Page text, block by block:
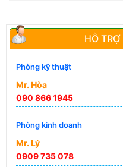
HỖ TRỢ
Phòng kỹ thuật
Mr. Hòa
090 866 1945
Phòng kinh doanh
Mr. Lý
0909 735 078